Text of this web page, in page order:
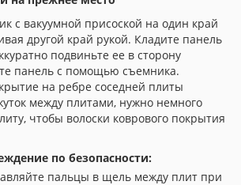
с вакуумной присоской на один край
другой край рукой. Кладите панель
подвиньте ее в сторону
панель с помощью съемника.
на ребре соседней плиты
между плитами, нужно немного
чтобы волоски коврового покрытия
по безопасности:
пальцы в щель между плит при